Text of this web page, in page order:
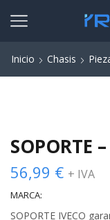
Inicio Chasis
SOPORTE
56,99 € + IVA
MARCA:
SOPORTE IVECO